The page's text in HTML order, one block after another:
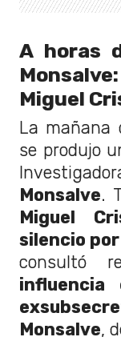
A horas
Miguel
La mañana
se produjo
Monsalve.
Miguel
silencio
consultó
influencia
Monsalve,